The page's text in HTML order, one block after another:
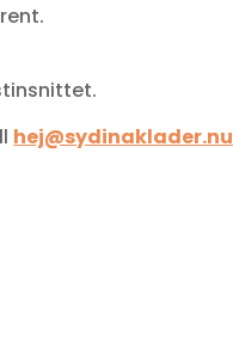
hej@sydinaklader.nu